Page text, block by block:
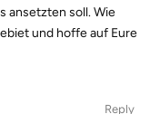
ansetzten soll. Wie
und hoffe auf Eure
Reply